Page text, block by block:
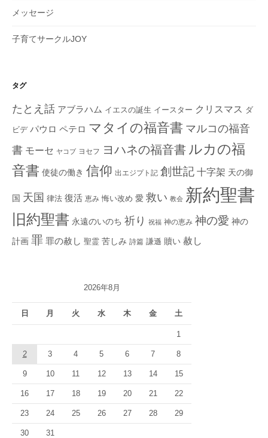
メッセージ
子育てサークルJOY
タグ
たとえ話 アブラハム イエスの誕生 イースター クリスマス ダ
ビデ パウロ ペテロ マタイの福音書 マルコの福音
書 モーセ ヤコブ ヨセフ ヨハネの福音書 ルカの福
音書 使徒の働き 信仰 出エジプト記 創世記 十字架 天の御
国 天国 律法 復活 恵み 悔い改め 愛 救い 教会 新約聖書
旧約聖書 永遠のいのち 祈り 祝福 神の恵み 神の愛 神の
計画 罪 罪の赦し 聖霊 苦しみ 詩篇 謙遜 贖い 赦し
2026年8月
日 月 火 水 木 金 土
1
2 3 4 5 6 7 8
9 10 11 12 13 14 15
16 17 18 19 20 21 22
23 24 25 26 27 28 29
30 31